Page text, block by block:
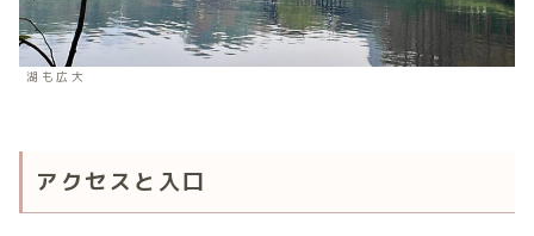
湖も広大
アクセスと入口